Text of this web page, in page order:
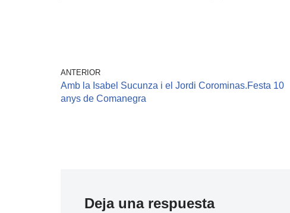
ANTERIOR
Amb la Isabel Sucunza i el Jordi Corominas.Festa 10
anys de Comanegra
Deja una respuesta